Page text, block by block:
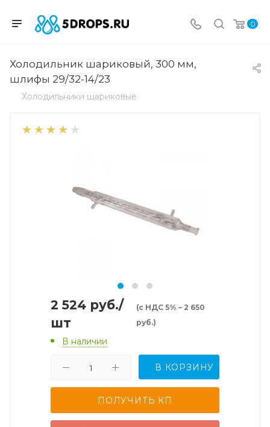
0
Холодильник шариковый, 300 мм,
шлифы 29/32-14/23
Холодильники шариковые
2 524 руб./
шт
(с НДС 5% – 2 650
руб.)
В наличии
В КОРЗИНУ